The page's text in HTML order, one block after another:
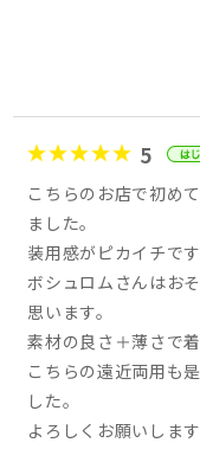
5
こちらのお店で初め
ました。
装用感がピカイチで
ボシュロムさんはお
思います。
素材の良さ＋薄さで
こちらの遠近両用も
した。
よろしくお願いします